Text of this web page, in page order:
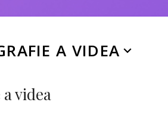
A VIDEA
videa